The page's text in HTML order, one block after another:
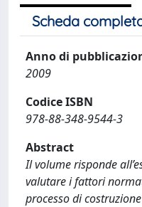
Scheda
Anno di
2009
Codice ISBN
978-88-348-9544-3
Abstract
Il volume risponde
valutare i fattori
processo di